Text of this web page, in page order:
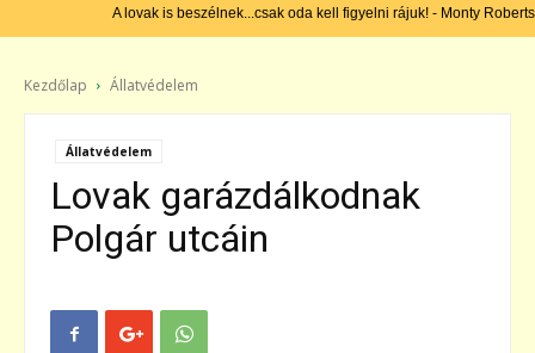
A lovak is beszélnek...csak oda kell figyelni rájuk! - Monty Roberts
Kezdőlap Állatvédelem
Állatvédelem
Lovak garázdálkodnak
Polgár utcáin